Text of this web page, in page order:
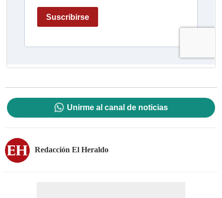
Unirme al canal de noticias
Redacción El Heraldo